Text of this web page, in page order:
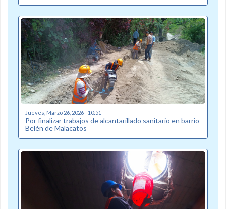
Jueves, Marzo 26, 2026 - 10:51
Por finalizar trabajos de alcantarillado sanitario en barrio
Belén de Malacatos